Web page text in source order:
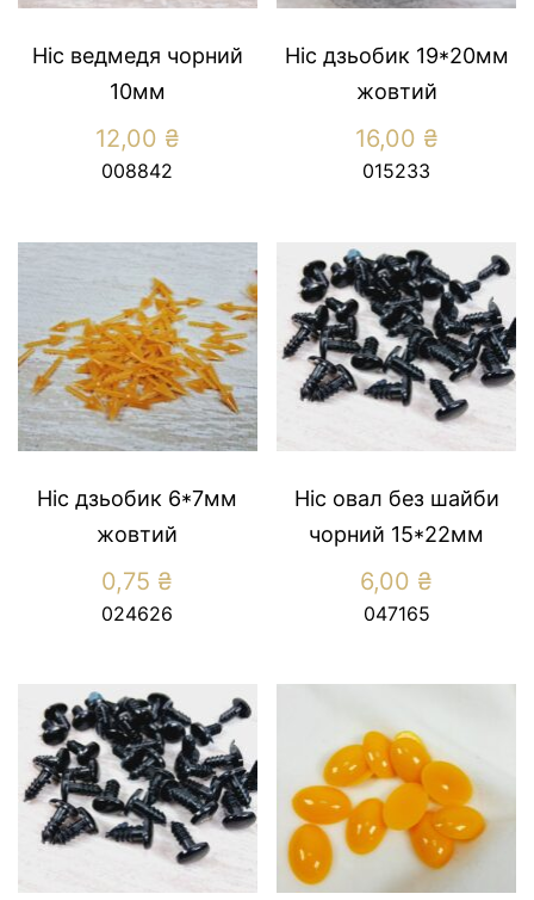
Ніс ведмедя чорний
10мм
12,00 ₴
008842
Ніс дзьобик 19*20мм
жовтий
16,00 ₴
015233
Ніс дзьобик 6*7мм
жовтий
0,75 ₴
024626
Ніс овал без шайби
чорний 15*22мм
6,00 ₴
047165